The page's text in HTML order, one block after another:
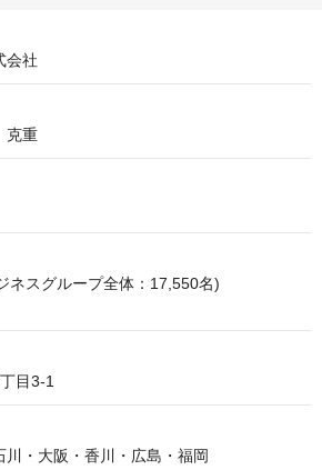
会社
克重
ネスグループ全体：17,550名)
目3-1
・大阪・香川・広島・福岡